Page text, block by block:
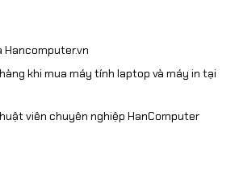
Hancomputer.vn
khi mua máy tính laptop và máy in tại
viên chuyên nghiệp HanComputer